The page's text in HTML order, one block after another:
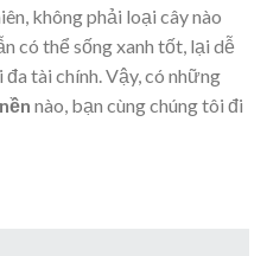
không phải loại cây nào
có thể sống xanh tốt, lại dễ
tài chính. Vậy, có những
nào, bạn cùng chúng tôi đi